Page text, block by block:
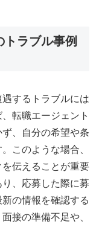
トラブル事例
するトラブルには
転職エージェント
、自分の希望や条
このような場合、
伝えることが重要
、応募した際に募
の情報を確認する
接の準備不足や、